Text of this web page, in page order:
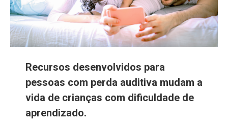
Recursos desenvolvidos para
pessoas com perda auditiva mudam a
vida de crianças com dificuldade de
aprendizado.